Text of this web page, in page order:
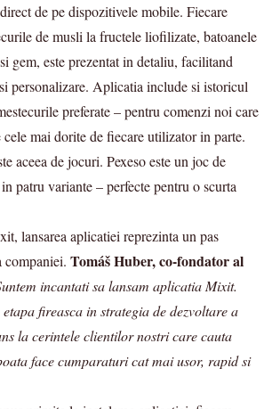
de pe dispozitivele mobile. Fiecare
de musli la fructele liofilizate, batoanele
gem, este prezentat in detaliu, facilitand
personalizare. Aplicatia include si istoricul
preferate – pentru comenzi noi care
mai dorite de fiecare utilizator in parte.
aceea de jocuri. Pexeso este un joc de
patru variante – perfecte pentru o scurta
lansarea aplicatiei reprezinta un pas
Tomáš Huber, co-fondator al
incantati sa lansam aplicatia Mixit.
fireasca in strategia de dezvoltare a
la cerintele clientilor nostri care cauta
face cumparaturi cat mai usor, rapid si